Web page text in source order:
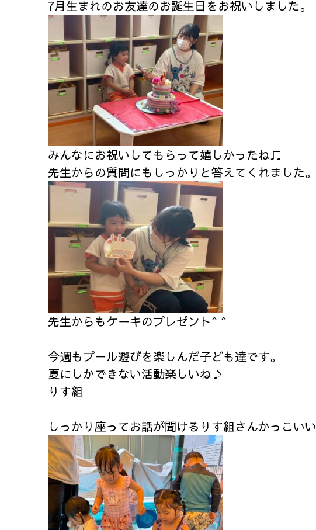
7月生まれのお友達のお誕生日をお祝いしました。
みんなにお祝いしてもらって嬉しかったね♫
先生からの質問にもしっかりと答えてくれました。
先生からもケーキのプレゼント^ ^
今週もプール遊びを楽しんだ子ども達です。
夏にしかできない活動楽しいね♪
りす組
しっかり座ってお話が聞けるりす組さんかっこいい